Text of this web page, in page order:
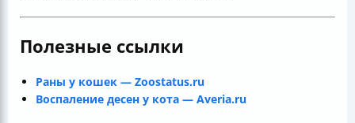
Полезные ссылки
Раны у кошек — Zoostatus.ru
Воспаление десен у кота — Averia.ru